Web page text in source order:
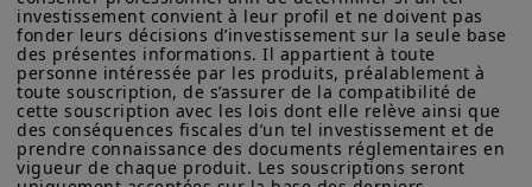
possessions américains), aux résidents et citoyens des États-
Unis d'Amérique ou à des « Ressortissants des États-Unis ». Si
vous êtes un « Ressortissant des États-Unis », vous n'êtes pas
autorisé à accéder à ce site et vous êtes invité à vous
connecter à amundi.com/usinvestors.
Les informations disponibles sur ce site sont fournies à titre
informatif seulement. Aucune information fournie ne constitue
une offre d’achat, une sollicitation de vente de titres, un conseil
investissement convient à leur profil et ne doivent pas
fonder leurs décisions d’investissement sur la seule base
des présentes informations. Il appartient à toute
personne intéressée par les produits, préalablement à
toute souscription, de s’assurer de la compatibilité de
cette souscription avec les lois dont elle relève ainsi que
des conséquences fiscales d’un tel investissement et de
prendre connaissance des documents réglementaires en
vigueur de chaque produit. Les souscriptions seront